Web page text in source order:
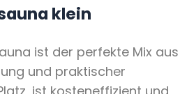
klein
ist der perfekte Mix aus
und praktischer